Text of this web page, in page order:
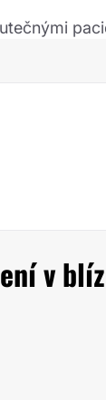
v